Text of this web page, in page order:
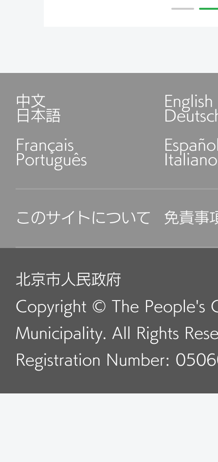
中文 English
日本語
Français
Português Italiano
このサイトについて 免責事
北京市人民政府
Copyright © The People's
Municipality. All Rights
Registration Number: